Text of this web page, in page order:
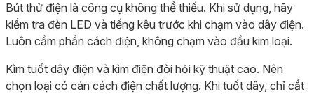
Bút thử điện là công cụ không thể thiếu. Khi sử dụng, hãy
kiểm tra đèn LED và tiếng kêu trước khi chạm vào dây điện.
Luôn cầm phần cách điện, không chạm vào đầu kim loại.
Kìm tuốt dây điện và kìm điện đòi hỏi kỹ thuật cao. Nên
chọn loại có cán cách điện chất lượng. Khi tuốt dây, chỉ cắt